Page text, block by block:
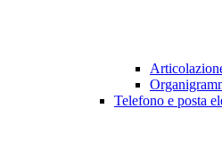
Telefono e posta